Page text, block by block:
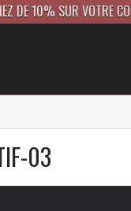
DE 10% SUR VOTRE
03